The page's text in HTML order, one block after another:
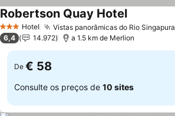
3 EstrelasHotel Vistas panorâmicas do Rio Singapura
Robertson Quay HotelVer preços
6,4 14.972 a 1.5 km de Merlion
De € 58
Consulte os preços de 10 sites